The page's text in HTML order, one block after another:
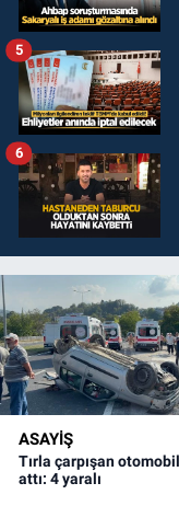
5
6
ASAYİŞ
Tırla çarpışan
attı: 4 yaralı